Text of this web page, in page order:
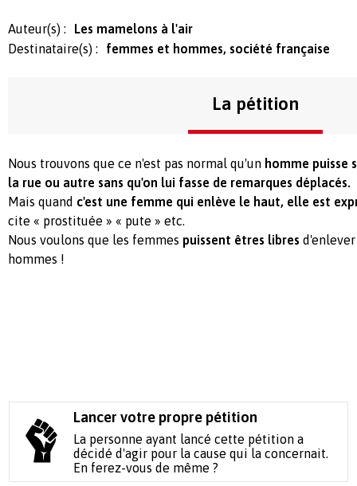
Auteur(s) :
Les mamelons à l'air
Destinataire(s) :
femmes et hommes, société française
La pétition
Nous trouvons que ce n'est pas normal qu'un homme puisse
la rue ou autre sans qu'on lui fasse de remarques déplacés.
Mais quand c'est une femme qui enlève le haut, elle est
cite « prostituée » « pute » etc.
Nous voulons que les femmes puissent êtres libres
hommes !
Lancer votre propre pétition
La personne ayant lancé cette pétition a
décidé d'agir pour la cause qui la concernait.
En ferez-vous de même ?